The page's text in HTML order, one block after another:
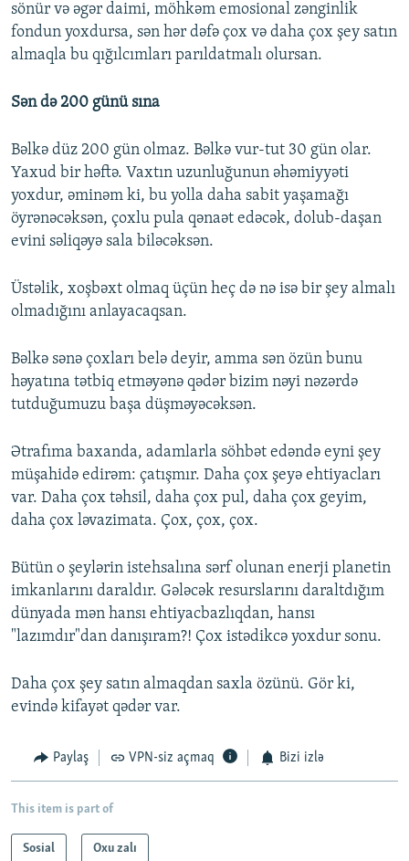
sönür və əgər daimi, möhkəm emosional zənginlik
fondun yoxdursa, sən hər dəfə çox və daha çox şey satın
almaqla bu qığılcımları parıldatmalı olursan.
Sən də 200 günü sına
Bəlkə düz 200 gün olmaz. Bəlkə vur-tut 30 gün olar.
Yaxud bir həftə. Vaxtın uzunluğunun əhəmiyyəti
yoxdur, əminəm ki, bu yolla daha sabit yaşamağı
öyrənəcəksən, çoxlu pula qənaət edəcək, dolub-daşan
evini səliqəyə sala biləcəksən.
Üstəlik, xoşbəxt olmaq üçün heç də nə isə bir şey almalı
olmadığını anlayacaqsan.
Bəlkə sənə çoxları belə deyir, amma sən özün bunu
həyatına tətbiq etməyənə qədər bizim nəyi nəzərdə
tutduğumuzu başa düşməyəcəksən.
Ətrafıma baxanda, adamlarla söhbət edəndə eyni şey
müşahidə edirəm: çatışmır. Daha çox şeyə ehtiyacları
var. Daha çox təhsil, daha çox pul, daha çox geyim,
daha çox ləvazimata. Çox, çox, çox.
Bütün o şeylərin istehsalına sərf olunan enerji planetin
imkanlarını daraldır. Gələcək resurslarını daraltdığım
dünyada mən hansı ehtiyacbazlıqdan, hansı
"lazımdır"dan danışıram?! Çox istədikcə yoxdur sonu.
Daha çox şey satın almaqdan saxla özünü. Gör ki,
evində kifayət qədər var.
Paylaş VPN-siz açmaq Bizi izlə
This item is part of
Sosial Oxu zalı